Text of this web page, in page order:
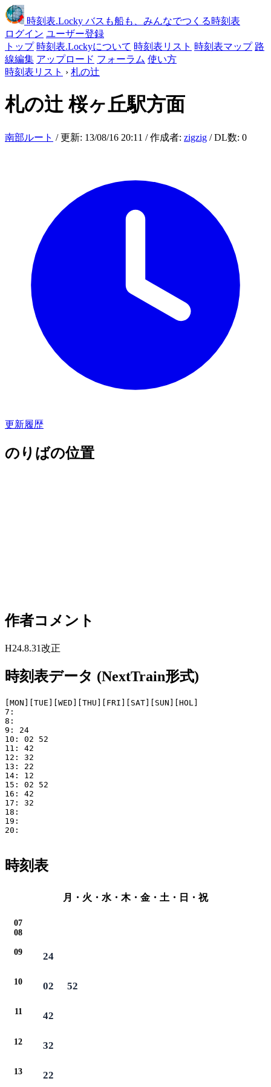
時刻表.Locky バスも船も、みんなでつくる時刻表
ログイン ユーザー登録
トップ 時刻表.Lockyについて 時刻表リスト 時刻表マップ 路
線編集 アップロード フォーラム 使い方
時刻表リスト › 札の辻
札の辻桜ヶ丘駅方面
南部ルート / 更新: 13/08/16 20:11 / 作成者: zigzig / DL数: 0
更新履歴
のりばの位置
作者コメント
H24.8.31改正
時刻表データ (NextTrain形式)
[MON][TUE][WED][THU][FRI][SAT][SUN][HOL]
7:
8:
9: 24
10: 02 52
11: 42
12: 32
13: 22
14: 12
15: 02 52
16: 42
17: 32
18:
19:
20:
時刻表
月・火・水・木・金・土・日・祝
07
08
09 24
10 02 52
11 42
12 32
13 22